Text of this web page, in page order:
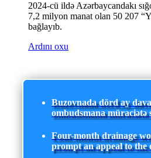
2024-cü ildə Azərbaycandakı
7,2 milyon manat olan 50 207
bağlayıb.
Ardını oxu
Buzovnada dörd ay
ombudsmana müraciətə
Four-month drainage
prompt an appeal to the